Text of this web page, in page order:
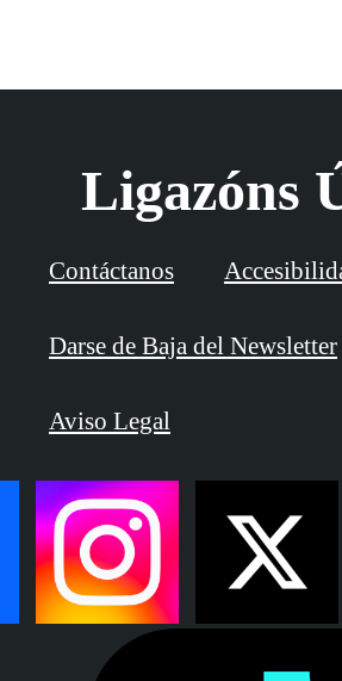
Ligazóns
Contáctanos
Darse de Baja del Newsletter
Aviso Legal